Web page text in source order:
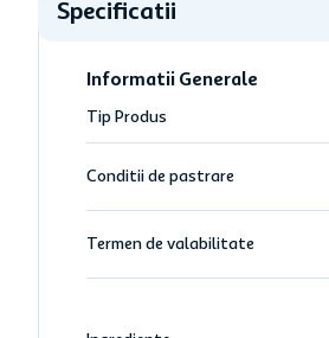
Specificatii
Informatii Generale
Tip Produs
Conditii de pastrare
Termen de valabilitate